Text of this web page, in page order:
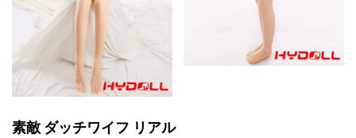
素敵 ダッチワイフ リアル